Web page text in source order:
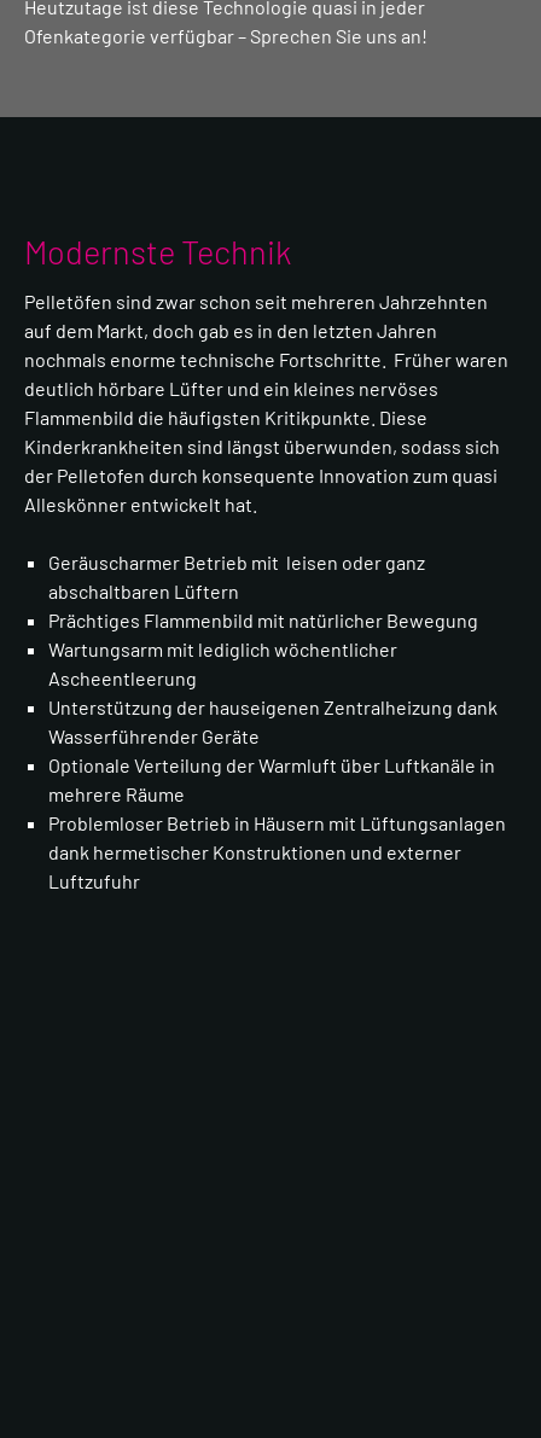
Heutzutage ist diese Technologie quasi in jeder
Ofenkategorie verfügbar – Sprechen Sie uns an!
Modernste Technik
Pelletöfen sind zwar schon seit mehreren Jahrzehnten
auf dem Markt, doch gab es in den letzten Jahren
nochmals enorme technische Fortschritte. Früher waren
deutlich hörbare Lüfter und ein kleines nervöses
Flammenbild die häufigsten Kritikpunkte. Diese
Kinderkrankheiten sind längst überwunden, sodass sich
der Pelletofen durch konsequente Innovation zum quasi
Alleskönner entwickelt hat.
Geräuscharmer Betrieb mit leisen oder ganz
abschaltbaren Lüftern
Prächtiges Flammenbild mit natürlicher Bewegung
Wartungsarm mit lediglich wöchentlicher
Ascheentleerung
Unterstützung der hauseigenen Zentralheizung dank
Wasserführender Geräte
Optionale Verteilung der Warmluft über Luftkanäle in
mehrere Räume
Problemloser Betrieb in Häusern mit Lüftungsanlagen
dank hermetischer Konstruktionen und externer
Luftzufuhr